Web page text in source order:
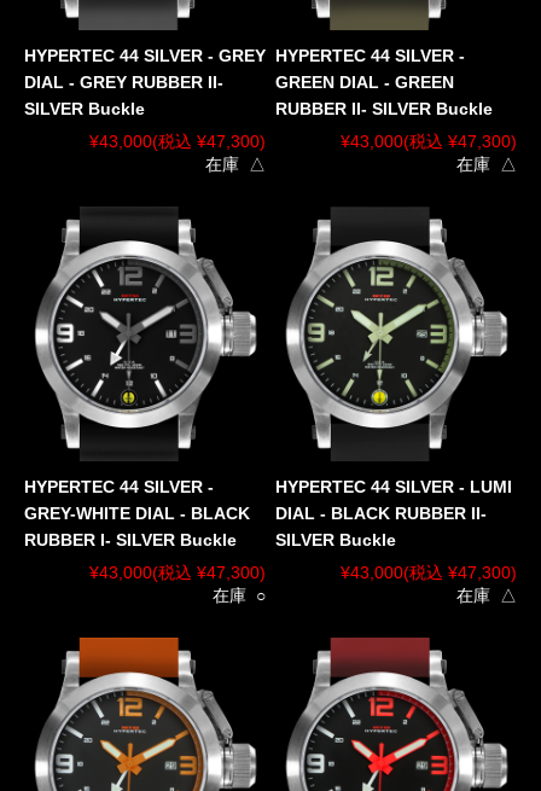
HYPERTEC 44 SILVER - GREY
DIAL - GREY RUBBER II-
SILVER Buckle
¥43,000(税込 ¥47,300)
在庫 △
HYPERTEC 44 SILVER -
GREEN DIAL - GREEN
RUBBER II- SILVER Buckle
¥43,000(税込 ¥47,300)
在庫 △
HYPERTEC 44 SILVER -
GREY-WHITE DIAL - BLACK
RUBBER I- SILVER Buckle
¥43,000(税込 ¥47,300)
在庫 ○
HYPERTEC 44 SILVER - LUMI
DIAL - BLACK RUBBER II-
SILVER Buckle
¥43,000(税込 ¥47,300)
在庫 △